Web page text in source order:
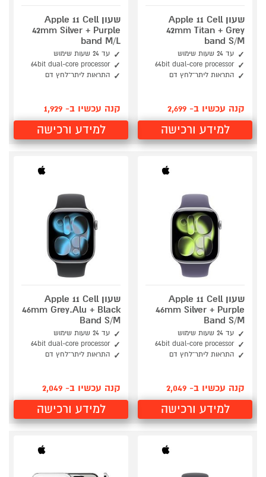
שעון Apple 11 Cell
42mm Titan + Grey
band S/M
עד 24 שעות שימוש
64bit dual-core processor
התראות ליתר־לחץ דם
קנה עכשיו ב- 2,699
למידע ורכישה
שעון Apple 11 Cell
42mm Silver + Purple
band M/L
עד 24 שעות שימוש
64bit dual-core processor
התראות ליתר־לחץ דם
קנה עכשיו ב- 1,929
למידע ורכישה
שעון Apple 11 Cell
46mm Silver + Purple
Band S/M
עד 24 שעות שימוש
64bit dual-core processor
התראות ליתר־לחץ דם
קנה עכשיו ב- 2,049
למידע ורכישה
שעון Apple 11 Cell
46mm Grey.Alu + Black
Band S/M
עד 24 שעות שימוש
64bit dual-core processor
התראות ליתר־לחץ דם
קנה עכשיו ב- 2,049
למידע ורכישה